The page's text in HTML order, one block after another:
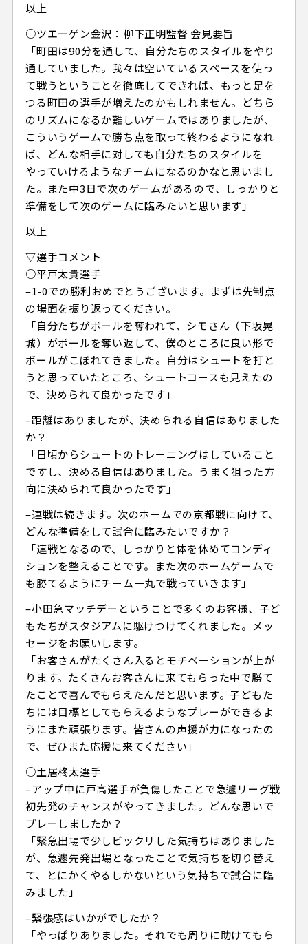
以上
○ツエーゲン金沢：柳下正明監督 会見要旨
「町田は90分を通して、自分たちのスタイルをやり
通していました。我々は空いているスペースを使っ
て戦うということを徹底してできれば、もっと足を
つる町田の選手が増えたのかもしれません。どちら
のリズムになるか難しいゲームではありましたが、
こういうゲームで勝ち点を取って終わるようになれ
ば、どんな相手に対しても自分たちのスタイルを
やっていけるようなチームになるのかなと思いまし
た。また中3日で次のゲームがあるので、しっかりと
準備をして次のゲームに臨みたいと思います」
以上
▽選手コメント
○平戸太貴選手
–1-0での勝利おめでとうございます。まずは先制点
の場面を振り返ってください。
「自分たちがボールを奪われて、シモさん（下坂晃
城）がボールを奪い返して、僕のところに良い形で
ボールがこぼれてきました。自分はシュートを打と
うと思っていたところ、シュートコースも見えたの
で、決められて良かったです」
–距離はありましたが、決められる自信はありました
か？
「日頃からシュートのトレーニングはしていること
ですし、決める自信はありました。うまく狙った方
向に決められて良かったです」
–連戦は続きます。次のホームでの京都戦に向けて、
どんな準備をして試合に臨みたいですか？
「連戦となるので、しっかりと体を休めてコンディ
ションを整えることです。また次のホームゲームで
も勝てるようにチーム一丸で戦っていきます」
–小田急マッチデーということで多くのお客様、子ど
もたちがスタジアムに駆けつけてくれました。メッ
セージをお願いします。
「お客さんがたくさん入るとモチベーションが上が
ります。たくさんお客さんに来てもらった中で勝て
たことで喜んでもらえたんだと思います。子どもた
ちには目標としてもらえるようなプレーができるよ
うにまた頑張ります。皆さんの声援が力になったの
で、ぜひまた応援に来てください」
○土居柊太選手
–アップ中に戸高選手が負傷したことで急遽リーグ戦
初先発のチャンスがやってきました。どんな思いで
プレーしましたか？
「緊急出場で少しビックリした気持ちはありました
が、急遽先発出場となったことで気持ちを切り替え
て、とにかくやるしかないという気持ちで試合に臨
みました」
–緊張感はいかがでしたか？
「やっぱりありました。それでも周りに助けてもら